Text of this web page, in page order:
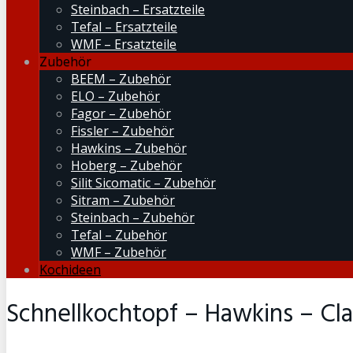
Steinbach – Ersatzteile
Tefal – Ersatzteile
WMF – Ersatzteile
Zubehör
BEEM – Zubehör
ELO – Zubehör
Fagor – Zubehör
Fissler – Zubehör
Hawkins – Zubehör
Hoberg – Zubehör
Silit Sicomatic – Zubehör
Sitram – Zubehör
Steinbach – Zubehör
Tefal – Zubehör
WMF – Zubehör
Kochideen
Schnellkochtopf – Hawkins –